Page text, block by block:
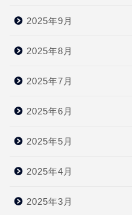
2025年9月
2025年8月
2025年7月
2025年6月
2025年5月
2025年4月
2025年3月